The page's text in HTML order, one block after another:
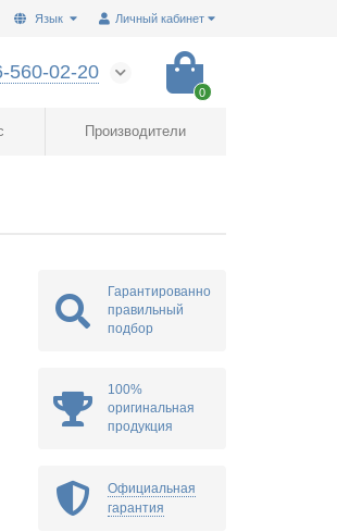
Личный кабинет
Язык
560-02-20
0
Производители
Гарантированно
правильный
подбор
100%
оригинальная
продукция
Официальная
гарантия